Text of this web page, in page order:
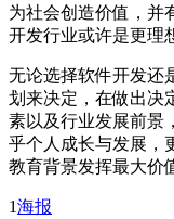
为社会创造价值，并
开发行业或许是更理
无论选择软件开发还
划来决定，在做出决
素以及行业发展前景
乎个人成长与发展，
教育背景发挥最大价
1海报